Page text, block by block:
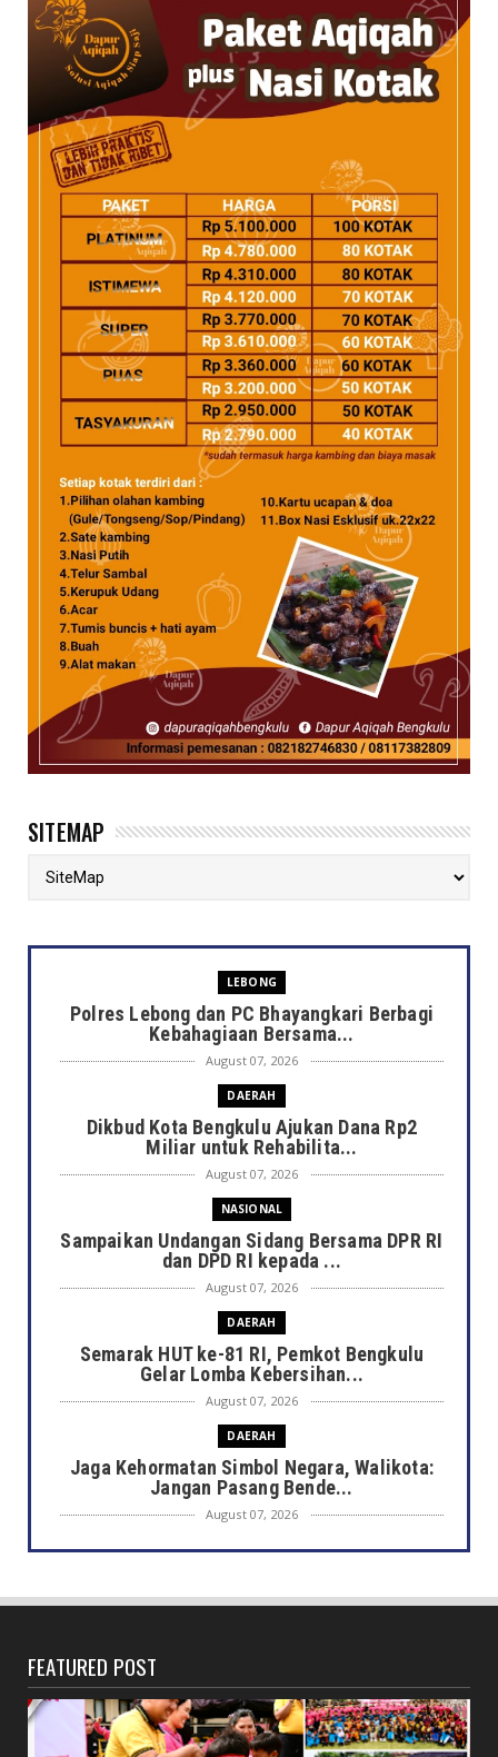
SITEMAP
LEBONG
Polres Lebong dan PC Bhayangkari Berbagi
Kebahagiaan Bersama...
August 07, 2026
DAERAH
Dikbud Kota Bengkulu Ajukan Dana Rp2
Miliar untuk Rehabilita...
August 07, 2026
NASIONAL
Sampaikan Undangan Sidang Bersama DPR RI
dan DPD RI kepada ...
August 07, 2026
DAERAH
Semarak HUT ke-81 RI, Pemkot Bengkulu
Gelar Lomba Kebersihan...
August 07, 2026
DAERAH
Jaga Kehormatan Simbol Negara, Walikota:
Jangan Pasang Bende...
August 07, 2026
DAERAH
Bagikan 5.000 Bendera ...
Saat Amal Masjid Keliru, Nasib Negeri
Mengharu-biru
August 07, 2026
FEATURED POST